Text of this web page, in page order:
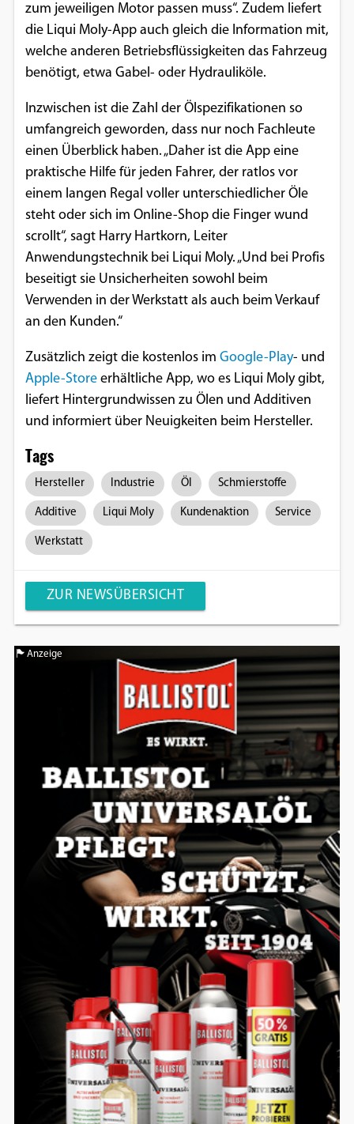
zum jeweiligen Motor passen muss“. Zudem liefert
die Liqui Moly-App auch gleich die Information mit,
welche anderen Betriebsflüssigkeiten das Fahrzeug
benötigt, etwa Gabel- oder Hydrauliköle.
Inzwischen ist die Zahl der Ölspezifikationen so
umfangreich geworden, dass nur noch Fachleute
einen Überblick haben. „Daher ist die App eine
praktische Hilfe für jeden Fahrer, der ratlos vor
einem langen Regal voller unterschiedlicher Öle
steht oder sich im Online-Shop die Finger wund
scrollt“, sagt Harry Hartkorn, Leiter
Anwendungstechnik bei Liqui Moly. „Und bei Profis
beseitigt sie Unsicherheiten sowohl beim
Verwenden in der Werkstatt als auch beim Verkauf
an den Kunden.“
Zusätzlich zeigt die kostenlos im Google-Play- und
Apple-Storeerhältliche App, wo es Liqui Moly gibt,
liefert Hintergrundwissen zu Ölen und Additiven
und informiert über Neuigkeiten beim Hersteller.
Tags
Hersteller Industrie Öl Schmierstoffe
Additive Liqui Moly Kundenaktion Service
Werkstatt
ZUR NEWSÜBERSICHT
Anzeige
cookie_consent
Zweck:
Dieser Cookie speichert die ausgewählten
Einverständnis-Optionen des Benutzers
Cookie Laufzeit:
1 Jahr
EXTERNE MEDIEN
Um Inhalte von Videoplattformen und
Social Media Plattformen anzeigen zu
können, werden von diesen externen
Medien Cookies gesetzt.
Vimeo
Anbieter:
Google